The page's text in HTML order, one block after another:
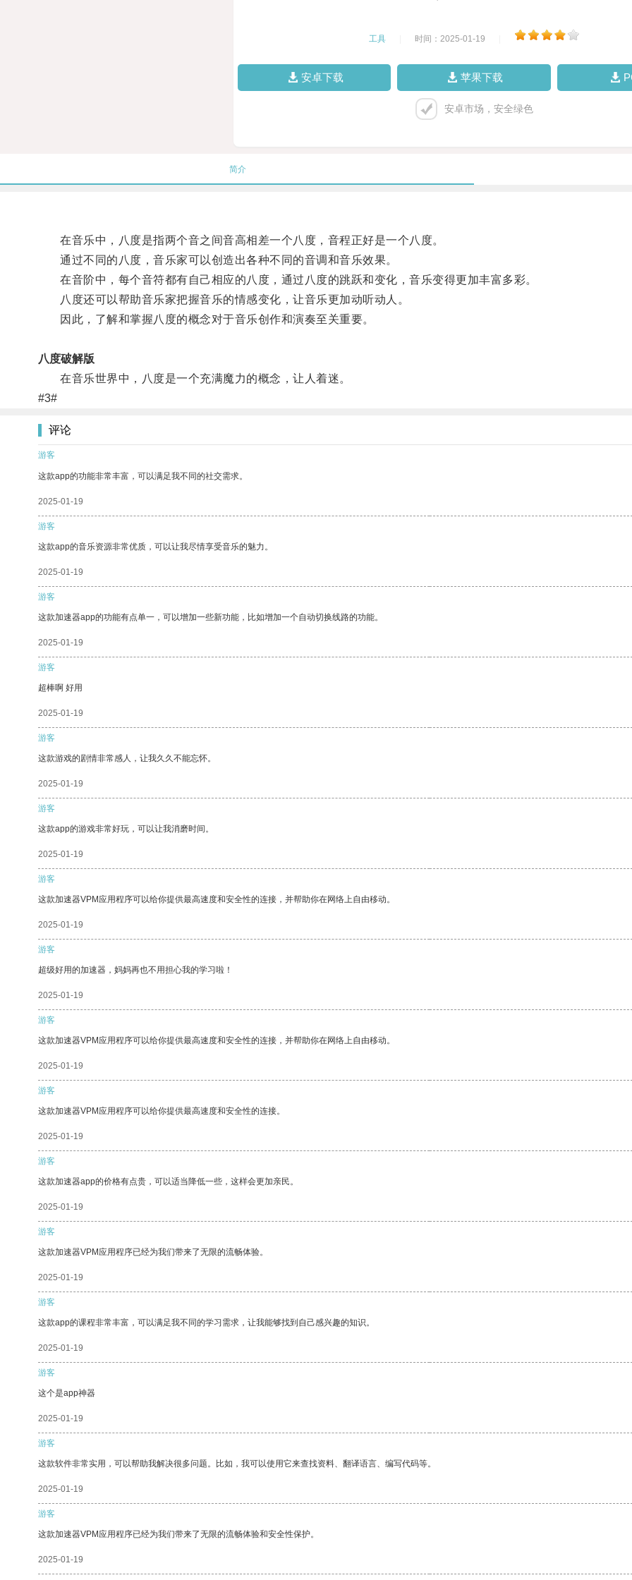
工具 时间：2025-01-19
安卓下载 苹果下载
安卓市场，安全绿色
简介
在音乐中，八度是指两个音之间音高相差一个八度，音程正好是一个八度。
通过不同的八度，音乐家可以创造出各种不同的音调和音乐效果。
在音阶中，每个音符都有自己相应的八度，通过八度的跳跃和变化，音乐变得更加丰富多彩。
八度还可以帮助音乐家把握音乐的情感变化，让音乐更加动听动人。
因此，了解和掌握八度的概念对于音乐创作和演奏至关重要。
八度破解版
在音乐世界中，八度是一个充满魔力的概念，让人着迷。
#3#
评论
游客
这款app的功能非常丰富，可以满足我不同的社交需求。
2025-01-19
游客
这款app的音乐资源非常优质，可以让我尽情享受音乐的魅力。
2025-01-19
游客
这款加速器app的功能有点单一，可以增加一些新功能，比如增加一个自动切换线路的功能。
2025-01-19
游客
超棒啊 好用
2025-01-19
游客
这款游戏的剧情非常感人，让我久久不能忘怀。
2025-01-19
游客
这款app的游戏非常好玩，可以让我消磨时间。
2025-01-19
游客
这款加速器VPM应用程序可以给你提供最高速度和安全性的连接，并帮助你在网络上自由移动。
2025-01-19
游客
超级好用的加速器，妈妈再也不用担心我的学习啦！
2025-01-19
游客
这款加速器VPM应用程序可以给你提供最高速度和安全性的连接，并帮助你在网络上自由移动。
2025-01-19
游客
这款加速器VPM应用程序可以给你提供最高速度和安全性的连接。
2025-01-19
游客
这款加速器app的价格有点贵，可以适当降低一些，这样会更加亲民。
2025-01-19
游客
这款加速器VPM应用程序已经为我们带来了无限的流畅体验。
2025-01-19
游客
这款app的课程非常丰富，可以满足我不同的学习需求，让我能够找到自己感兴趣的知识。
2025-01-19
游客
这个是app神器
2025-01-19
游客
这款软件非常实用，可以帮助我解决很多问题。比如，我可以使用它来查找资料、翻译语言、编写代码等。
2025-01-19
游客
这款加速器VPM应用程序已经为我们带来了无限的流畅体验和安全性保护。
2025-01-19